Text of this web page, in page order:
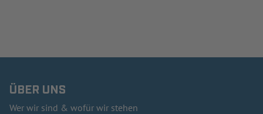
ÜBER UNS
Wer wir sind & wofür wir stehen